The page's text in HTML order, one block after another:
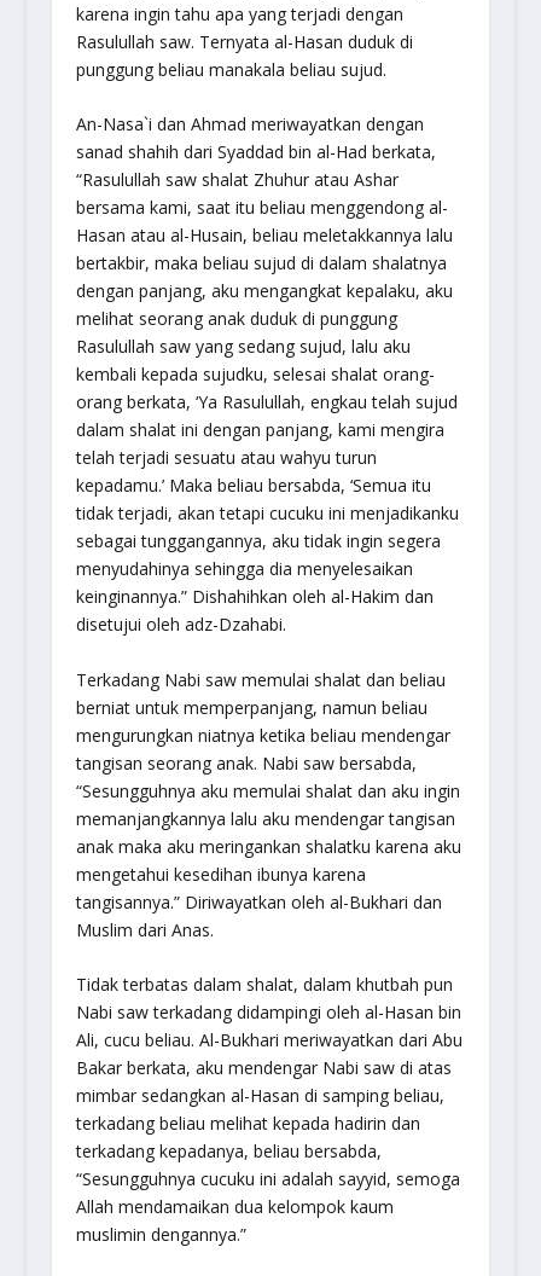
karena ingin tahu apa yang terjadi dengan
Rasulullah saw. Ternyata al-Hasan duduk di
punggung beliau manakala beliau sujud.
An-Nasa`i dan Ahmad meriwayatkan dengan
sanad shahih dari Syaddad bin al-Had berkata,
“Rasulullah saw shalat Zhuhur atau Ashar
bersama kami, saat itu beliau menggendong al-
Hasan atau al-Husain, beliau meletakkannya lalu
bertakbir, maka beliau sujud di dalam shalatnya
dengan panjang, aku mengangkat kepalaku, aku
melihat seorang anak duduk di punggung
Rasulullah saw yang sedang sujud, lalu aku
kembali kepada sujudku, selesai shalat orang-
orang berkata, ‘Ya Rasulullah, engkau telah sujud
dalam shalat ini dengan panjang, kami mengira
telah terjadi sesuatu atau wahyu turun
kepadamu.’ Maka beliau bersabda, ‘Semua itu
tidak terjadi, akan tetapi cucuku ini menjadikanku
sebagai tunggangannya, aku tidak ingin segera
menyudahinya sehingga dia menyelesaikan
keinginannya.” Dishahihkan oleh al-Hakim dan
disetujui oleh adz-Dzahabi.
Terkadang Nabi saw memulai shalat dan beliau
berniat untuk memperpanjang, namun beliau
mengurungkan niatnya ketika beliau mendengar
tangisan seorang anak. Nabi saw bersabda,
“Sesungguhnya aku memulai shalat dan aku ingin
memanjangkannya lalu aku mendengar tangisan
anak maka aku meringankan shalatku karena aku
mengetahui kesedihan ibunya karena
tangisannya.”Diriwayatkan oleh al-Bukhari dan
Muslim dari Anas.
Tidak terbatas dalam shalat, dalam khutbah pun
Nabi saw terkadang didampingi oleh al-Hasan bin
Ali, cucu beliau. Al-Bukhari meriwayatkan dari Abu
Bakar berkata, aku mendengar Nabi saw di atas
mimbar sedangkan al-Hasan di samping beliau,
terkadang beliau melihat kepada hadirin dan
terkadang kepadanya, beliau bersabda,
“Sesungguhnya cucuku ini adalah sayyid, semoga
Allah mendamaikan dua kelompok kaum
muslimin dengannya.”